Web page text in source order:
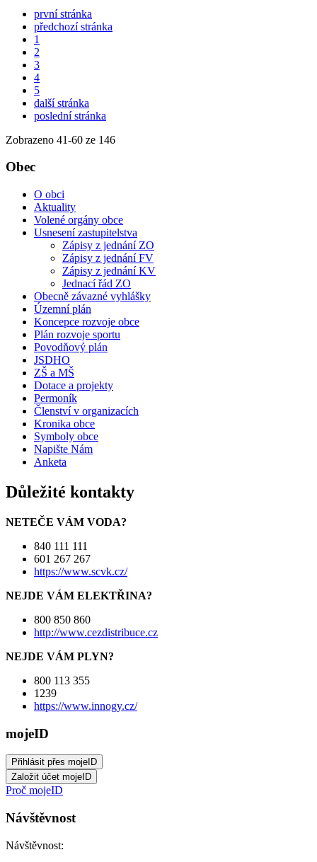
první stránka
předchozí stránka
1
2
3
4
5
další stránka
poslední stránka
Zobrazeno 41-60 ze 146
Obec
O obci
Aktuality
Volené orgány obce
Usnesení zastupitelstva
Zápisy z jednání ZO
Zápisy z jednání FV
Zápisy z jednání KV
Jednací řád ZO
Obecně závazné vyhlášky
Územní plán
Koncepce rozvoje obce
Plán rozvoje sportu
Povodňový plán
JSDHO
ZŠ a MŠ
Dotace a projekty
Permoník
Členství v organizacích
Kronika obce
Symboly obce
Napište Nám
Anketa
Důležité kontakty
NETEČE VÁM VODA?
840 111 111
601 267 267
https://www.scvk.cz/
NEJDE VÁM ELEKTŘINA?
800 850 860
http://www.cezdistribuce.cz
NEJDE VÁM PLYN?
800 113 355
1239
https://www.innogy.cz/
mojeID
Proč mojeID
Návštěvnost
Návštěvnost: